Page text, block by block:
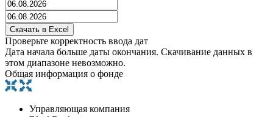
Проверьте корректность ввода дат
Дата начала больше даты окончания. Скачивание данных в
этом диапазоне невозможно.
Общая информация о фонде
Управляющая компания